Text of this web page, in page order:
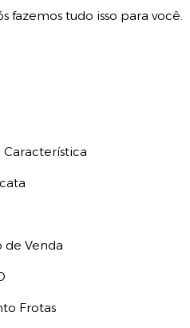
fazemos tudo isso para você.
de Venda
Frotas